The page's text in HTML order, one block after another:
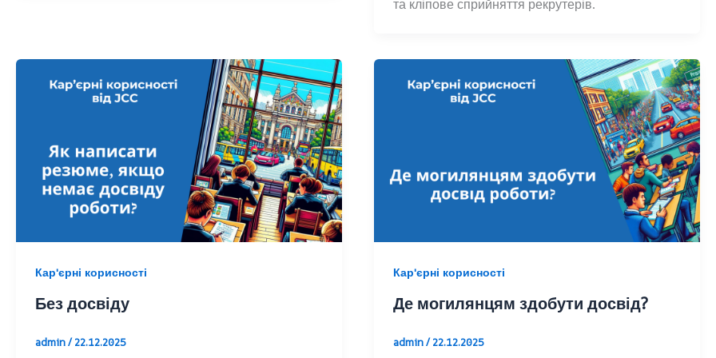
та кліпове сприйняття рекрутерів.
Кар'єрні корисності
Без досвіду
admin/22.12.2025
Кар'єрні корисності
Де могилянцям здобути досвід?
admin/22.12.2025